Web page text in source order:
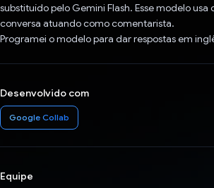
substituído pelo Gemini Flash. Esse modelo usa
conversa atuando como comentarista.
Programei o modelo para dar respostas em
Desenvolvido com
Google Collab
Equipe